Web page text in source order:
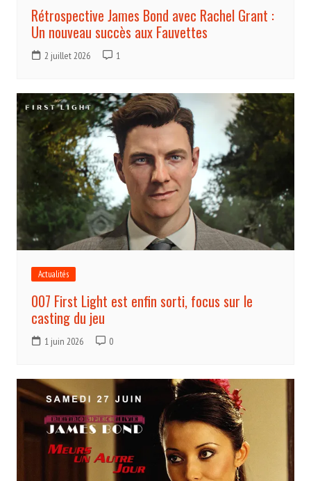
Rétrospective James Bond avec Rachel Grant :
Un nouveau succès aux Fauvettes
2 juillet 2026 1
Actualités
007 First Light est enfin sorti, focus sur le
casting du jeu
1 juin 2026 0